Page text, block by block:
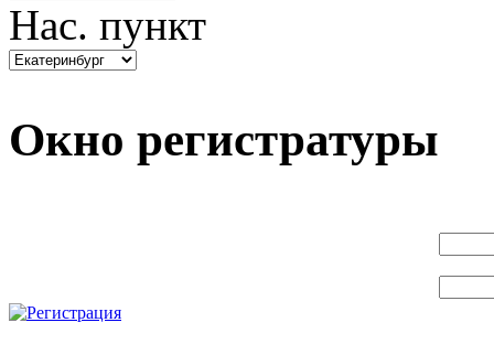
Нас. пункт
Окно регистратуры